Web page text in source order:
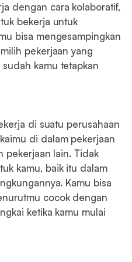
dengan cara kolaboratif,
bekerja untuk
bisa mengesampingkan
pekerjaan yang
kamu tetapkan
di suatu perusahaan
di dalam pekerjaan
pekerjaan lain. Tidak
kamu, baik itu dalam
Kamu bisa
cocok dengan
ketika kamu mulai